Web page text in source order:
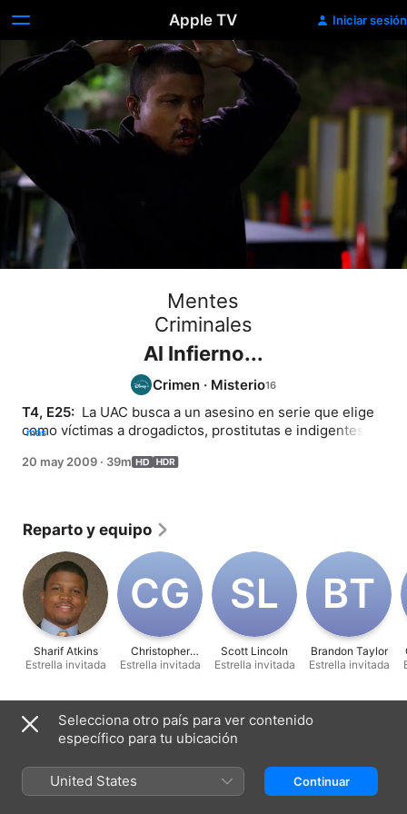
Apple TV Iniciar sesión
Mentes
Criminales
Al Infierno...
Crimen · Misterio
T4, E25: La UAC busca a un asesino en serie que elige
como víctimas a drogadictos, prostitutas e indigentes de
hasta Canadá. Entretanto, la vida de un agente está en
más
20 may 2009 · 39m
Reparto y equipo
Sharif Atkins
Estrella invitada
C‌G
Christopher
Guckenberger
Estrella invitada
S‌L
Scott Lincoln
Estrella invitada
B‌T
Brandon Taylor
Estrella invitada
Estreno
Duración
39 min
Selecciona otro país para ver contenido
específico para tu ubicación
United States Continuar